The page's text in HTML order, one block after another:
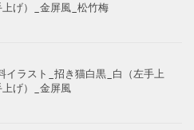
げ）_金屏風_松竹梅
イラスト_招き猫白黒_白（左手上
げ）_金屏風